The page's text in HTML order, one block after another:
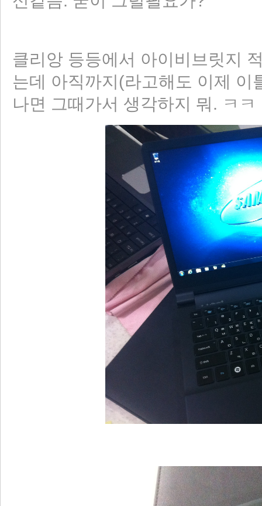
클리앙 등등에서 아이비브릿지
는데 아직까지(라고해도 이제
나면 그때가서 생각하지 뭐. ㅋㅋ